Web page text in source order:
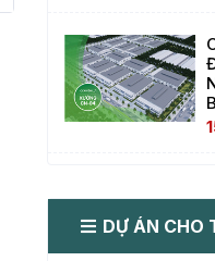
DỰ ÁN CHO